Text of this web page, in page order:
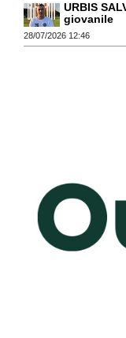
URBIS
giovanile
28/07/2026 12:46